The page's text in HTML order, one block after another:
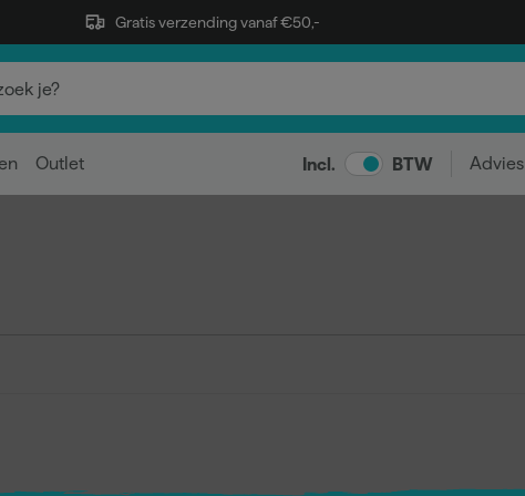
Gratis verzending vanaf €50,-
Outlet Incl. BTW Advies